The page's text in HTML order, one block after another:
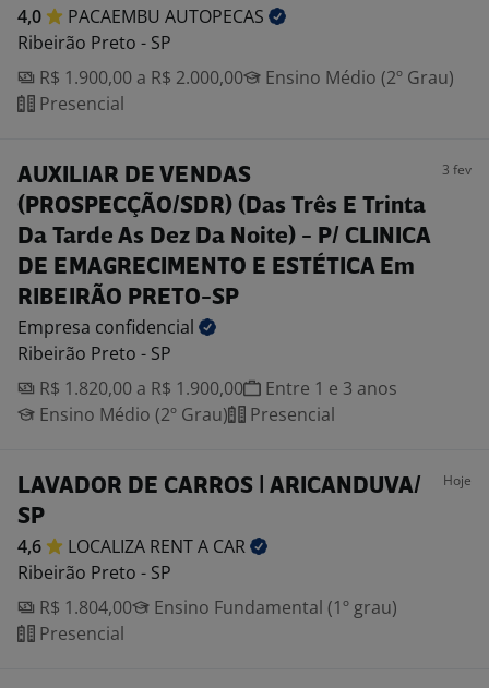
4,0 PACAEMBU AUTOPECAS
Ribeirão Preto - SP
R$ 1.900,00 a R$ 2.000,00
Ensino Médio (2º Grau)
Presencial
AUXILIAR DE VENDAS
(PROSPECÇÃO/SDR) (Das Três E Trinta
Da Tarde As Dez Da Noite) - P/ CLINICA
DE EMAGRECIMENTO E ESTÉTICA Em
RIBEIRÃO PRETO-SP
3 fev
Empresa confidencial
Ribeirão Preto - SP
R$ 1.820,00 a R$ 1.900,00
Entre 1 e 3 anos
Ensino Médio (2º Grau)
Presencial
LAVADOR DE CARROS | ARICANDUVA/
SP
Hoje
4,6 LOCALIZA RENT A CAR
Ribeirão Preto - SP
R$ 1.804,00
Ensino Fundamental (1º grau)
Presencial